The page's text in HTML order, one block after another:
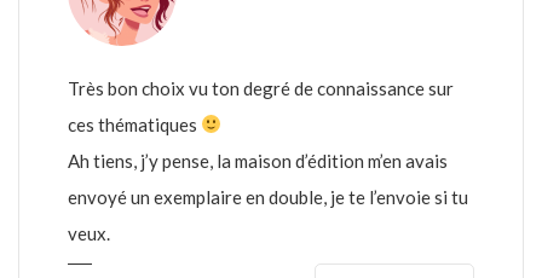
Très bon choix vu ton degré de connaissance sur
ces thématiques
Ah tiens, j’y pense, la maison d’édition m’en avais
envoyé un exemplaire en double, je te l’envoie si tu
veux.